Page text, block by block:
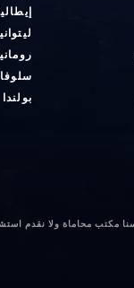
بولندا